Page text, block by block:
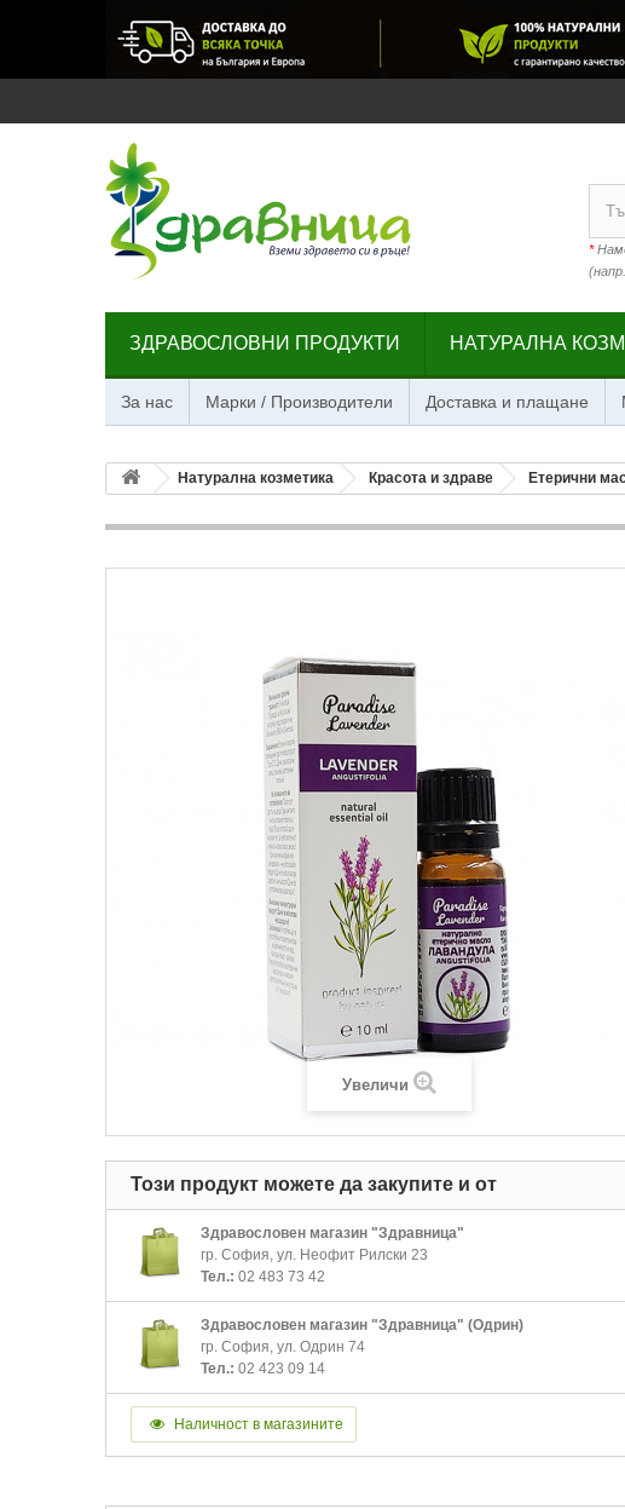
*
ЗДРАВОСЛОВНИ ПРОДУКТИ НАТУРАЛНА
За нас Марки / Производители Доставка и плащане
Натурална козметика Красота и здраве Етерични
Увеличи
Този продукт можете да закупите и от
Здравословен магазин "Здравница"
гр. София, ул. Неофит Рилски 23
Тел.: 02 483 73 42
Здравословен магазин "Здравница" (Одрин)
гр. София, ул. Одрин 74
Тел.: 02 423 09 14
Наличност в магазините